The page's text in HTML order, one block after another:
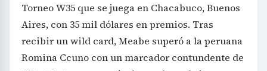
Torneo W35 que se juega en Chacabuco, Buenos
Aires, con 35 mil dólares en premios. Tras
recibir un wild card, Meabe superó a la peruana
Romina Ccuno con un marcador contundente de